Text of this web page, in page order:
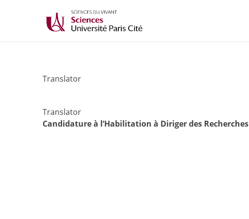
Translator
Translator
Candidature à l’Habilitation à Diriger des Recherches